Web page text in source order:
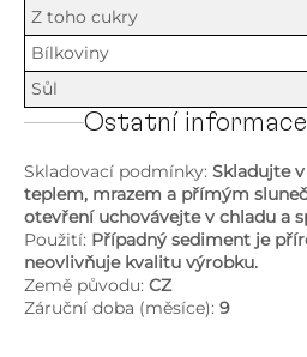
Z toho cukry
Bílkoviny
Sůl
Ostatní informace
Skladovací podmínky: Skladujte
teplem, mrazem a přímým
otevření uchovávejte v chladu a
Použití: Případný sediment je
neovlivňuje kvalitu výrobku.
Země původu: CZ
Záruční doba (měsíce): 9